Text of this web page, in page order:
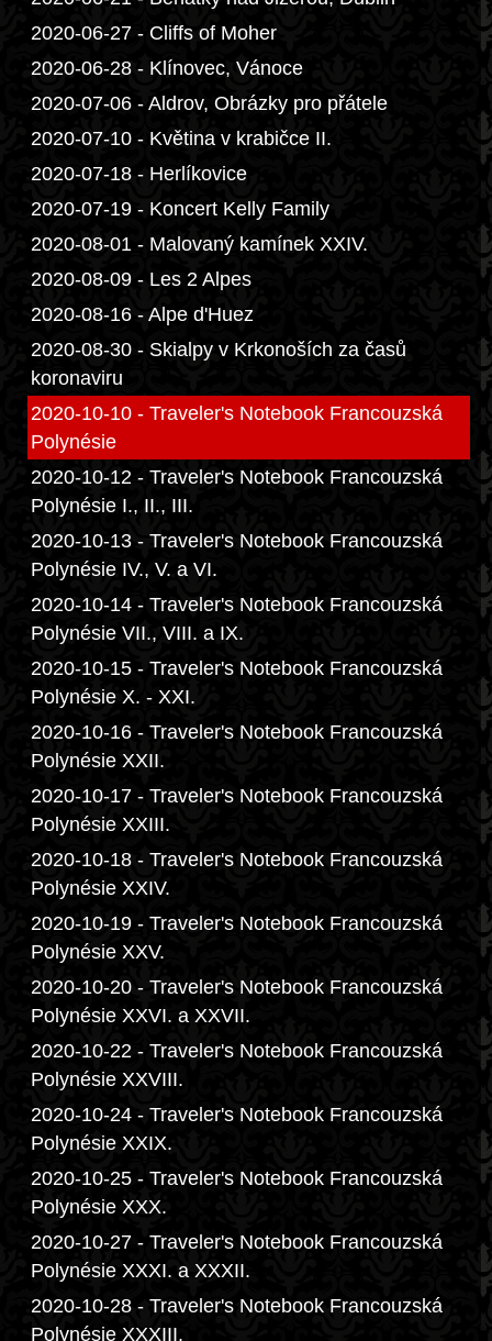
2020-06-27 - Cliffs of Moher
2020-06-28 - Klínovec, Vánoce
2020-07-06 - Aldrov, Obrázky pro přátele
2020-07-10 - Květina v krabičce II.
2020-07-18 - Herlíkovice
2020-07-19 - Koncert Kelly Family
2020-08-01 - Malovaný kamínek XXIV.
2020-08-09 - Les 2 Alpes
2020-08-16 - Alpe d'Huez
2020-08-30 - Skialpy v Krkonoších za časů
koronaviru
2020-10-10 - Traveler's Notebook Francouzská
Polynésie
2020-10-12 - Traveler's Notebook Francouzská
Polynésie I., II., III.
2020-10-13 - Traveler's Notebook Francouzská
Polynésie IV., V. a VI.
2020-10-14 - Traveler's Notebook Francouzská
Polynésie VII., VIII. a IX.
2020-10-15 - Traveler's Notebook Francouzská
Polynésie X. - XXI.
2020-10-16 - Traveler's Notebook Francouzská
Polynésie XXII.
2020-10-17 - Traveler's Notebook Francouzská
Polynésie XXIII.
2020-10-18 - Traveler's Notebook Francouzská
Polynésie XXIV.
2020-10-19 - Traveler's Notebook Francouzská
Polynésie XXV.
2020-10-20 - Traveler's Notebook Francouzská
Polynésie XXVI. a XXVII.
2020-10-22 - Traveler's Notebook Francouzská
Polynésie XXVIII.
2020-10-24 - Traveler's Notebook Francouzská
Polynésie XXIX.
2020-10-25 - Traveler's Notebook Francouzská
Polynésie XXX.
2020-10-27 - Traveler's Notebook Francouzská
Polynésie XXXI. a XXXII.
2020-10-28 - Traveler's Notebook Francouzská
Polynésie XXXIII.